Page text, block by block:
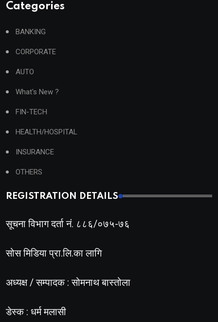
Categories
BANKING
CORPORATE
AUTO
What's New ?
FIN-TECH
HEALTH/HOSPITAL
INSURANCE
OTHERS
REGISTRATION DETAILS
सूचना विभाग दर्ता नं. ८८६/०७५-७६
सोस मिडिया प्रा.लि.का लागि
अध्यक्ष / सम्पादक : सोमनाथ बास्तोला
डेस्क : धर्म मलासी